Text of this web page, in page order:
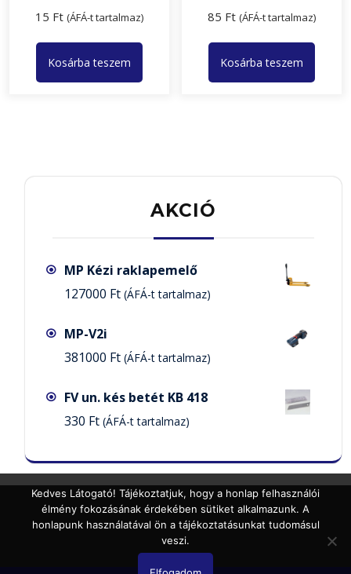
15 Ft (ÁFÁ-t tartalmaz)
Kosárba teszem
85 Ft (ÁFÁ-t tartalmaz)
Kosárba teszem
AKCIÓ
MP Kézi raklapemelő
127000 Ft (ÁFÁ-t tartalmaz)
MP-V2i
381000 Ft (ÁFÁ-t tartalmaz)
FV un. kés betét KB 418
330 Ft (ÁFÁ-t tartalmaz)
Kedves Látogató! Tájékoztatjuk, hogy a honlap felhasználói
élmény fokozásának érdekében sütiket alkalmazunk. A
honlapunk használatával ön a tájékoztatásunkat tudomásul
veszi.